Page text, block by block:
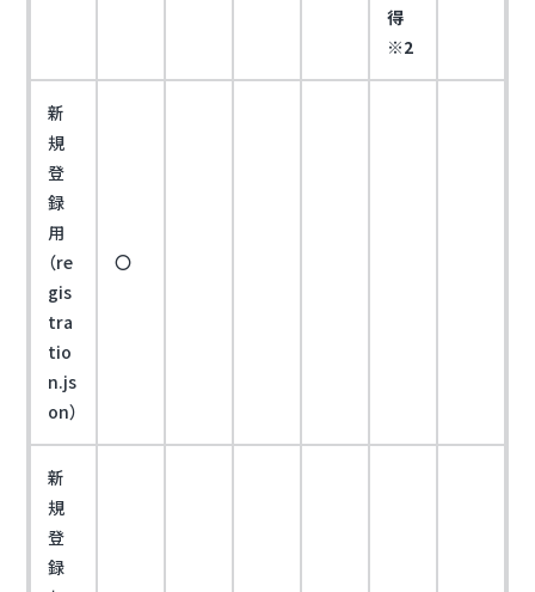
得
※2
新
規
登
録
用
（re
gis
tra
tio
n.js
on）
〇
新
規
登
録